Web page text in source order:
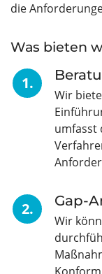
die
Was bieten
1.
Wir
umfasst
2. Gap-
Wir